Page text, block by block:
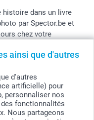
ainsi que d'autres
d'autres
artificielle) pour
personnaliser nos
fonctionnalités
Nous partageons
histoire dans un livre
par Spector.be et
chez votre
par le code
panier.
et hors frais de port.